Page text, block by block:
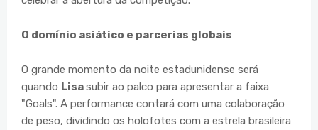
O domínio asiático e parcerias globais
O grande momento da noite estadunidense será
quando Lisasubir ao palco para apresentar a faixa
"Goals". A performance contará com uma colaboração
de peso, dividindo os holofotes com a estrela brasileira